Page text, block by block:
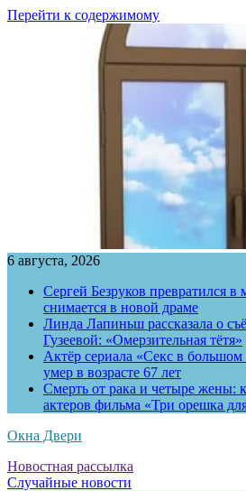
Перейти к содержимому
6 августа, 2026
Сергей Безруков превратился в
снимается в новой драме
Линда Лапиньш рассказала о
Гузеевой: «Омерзительная тётя»
Актёр сериала «Секс в большом
умер в возрасте 67 лет
Смерть от рака и четыре жены:
актеров фильма «Три орешка
Окна Двери
Новостная рассылка
Случайные новости